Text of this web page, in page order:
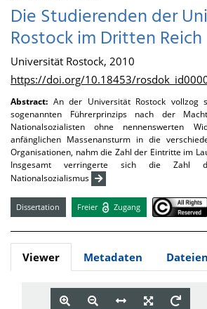
Die Studierenden der
Rostock im Dritten Reich
Universität Rostock, 2010
https://doi.org/10.18453/
Abstract: An der Universität Rostock vollzog
sogenannten Führerprinzips nach der
Nationalsozialisten ohne nennenswerten
anfänglichen Massenansturm in die
Organisationen, nahm die Zahl der Eintritte im
Insgesamt verringerte sich die Zahl
Nationalsozialismus
Dissertation Freier Zugang
Viewer Metadaten Dateien